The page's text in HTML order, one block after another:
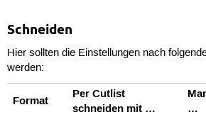
Schneiden
Hier sollten die Einstellungen nach
werden:
Format
Per Cutlist
schneiden mit …
…